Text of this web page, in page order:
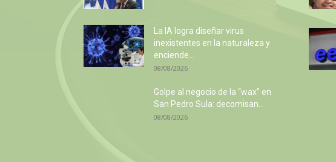
La IA logra diseñar virus
inexistentes en la naturaleza y
enciende...
08/08/2026
Golpe al negocio de la “wax” en
San Pedro Sula: decomisan...
08/08/2026